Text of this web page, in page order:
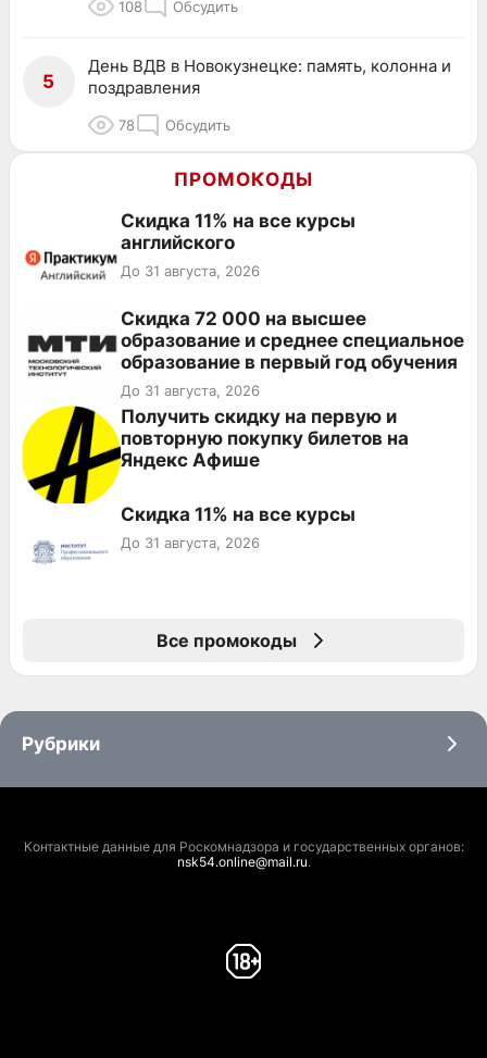
108 Обсудить
5
День ВДВ в Новокузнецке: память, колонна и
поздравления
78 Обсудить
ПРОМОКОДЫ
Скидка 11% на все курсы
английского
До 31 августа, 2026
Скидка 72 000 на высшее
образование и среднее специальное
образование в первый год обучения
До 31 августа, 2026
Получить скидку на первую и
повторную покупку билетов на
Яндекс Афише
Скидка 11% на все курсы
До 31 августа, 2026
Все промокоды
Рубрики
Контактные данные для Роскомнадзора и государственных органов:
nsk54.online@mail.ru.